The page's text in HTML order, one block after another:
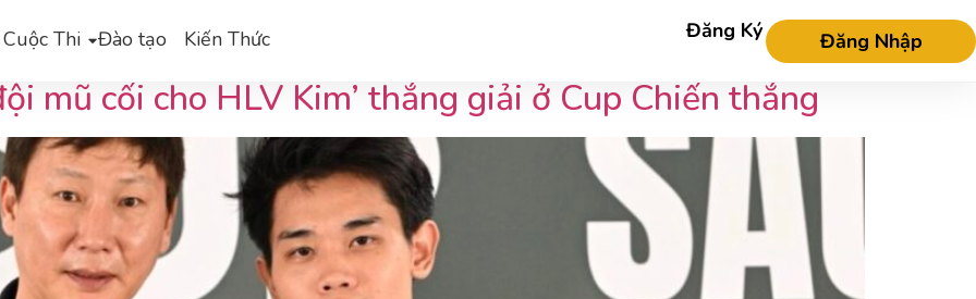
Thi Đào tạo Kiến Thức Đăng Ký Đăng Nhập
mũ cối cho HLV Kim’ thắng giải ở Cup Chiến thắng